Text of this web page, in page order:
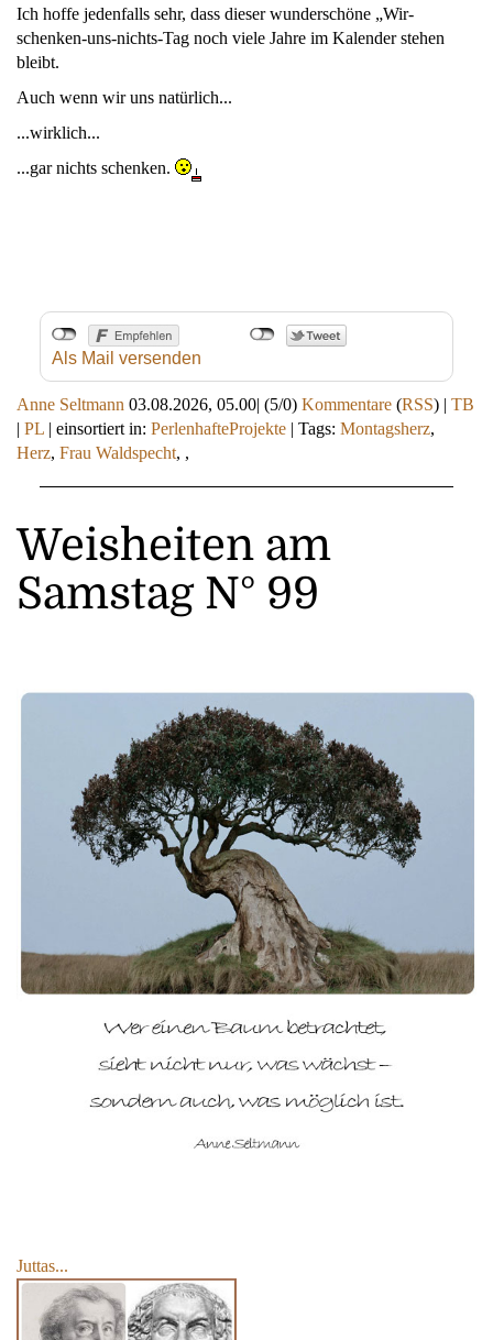
Ich hoffe jedenfalls sehr, dass dieser wunderschöne „Wir-
schenken-uns-nichts-Tag noch viele Jahre im Kalender stehen
bleibt.
Auch wenn wir uns natürlich...
...wirklich...
...gar nichts schenken.
Als Mail versenden
Anne Seltmann 03.08.2026, 05.00| (5/0) Kommentare (RSS) | TB
| PL | einsortiert in: PerlenhafteProjekte | Tags: Montagsherz,
Herz, Frau Waldspecht, ,
Weisheiten am
Samstag N° 99
Juttas...